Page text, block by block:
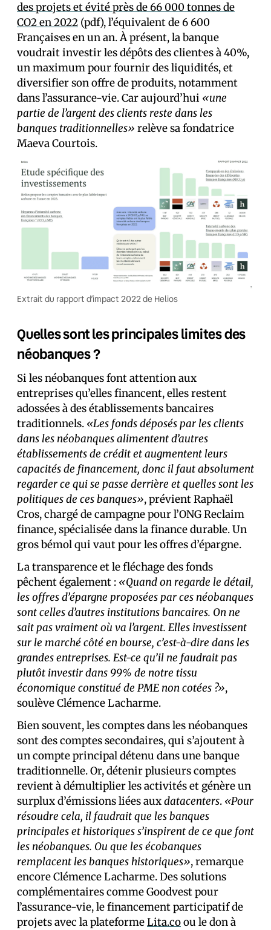
des projets et évité près de 66 000 tonnes de
CO2 en 2022 (pdf), l’équivalent de 6 600
Français·es en un an. À présent, la banque
voudrait investir les dépôts des client·es à 40%,
un maximum pour fournir des liquidités, et
diversifier son offre de produits, notamment
dans l’assurance-vie. Car aujourd’hui «une
partie de l’argent des clients reste dans les
banques traditionnelles» relève sa fondatrice
Maeva Courtois.
Extrait du rapport d’impact 2022 de Helios
Quelles sont les principales limites des
néobanques ?
Si les néobanques font attention aux
entreprises qu’elles financent, elles restent
adossées à des établissements bancaires
traditionnels. «Les fonds déposés par les clients
dans les néobanques alimentent d’autres
établissements de crédit et augmentent leurs
capacités de financement, donc il faut absolument
regarder ce qui se passe derrière et quelles sont les
politiques de ces banques», prévient Raphaël
Cros, chargé de campagne pour l’ONG Reclaim
finance, spécialisée dans la finance durable. Un
gros bémol qui vaut pour les offres d’épargne.
La transparence et le fléchage des fonds
pêchent également : «Quand on regarde le détail,
les offres d’épargne proposées par ces néobanques
sont celles d’autres institutions bancaires. On ne
sait pas vraiment où va l’argent. Elles investissent
sur le marché côté en bourse, c’est-à-dire dans les
grandes entreprises. Est-ce qu’il ne faudrait pas
plutôt investir dans 99% de notre tissu
économique constitué de PME non cotées ?»,
soulève Clémence Lacharme.
Bien souvent, les comptes dans les néobanques
sont des comptes secondaires, qui s’ajoutent à
un compte principal détenu dans une banque
traditionnelle. Or, détenir plusieurs comptes
revient à démultiplier les activités et génère un
surplux d’émissions liées auxdatacenters. «Pour
résoudre cela, il faudrait que les banques
principales et historiques s’inspirent de ce que font
les néobanques. Ou que les écobanques
remplacent les banques historiques», remarque
encore Clémence Lacharme. Des solutions
complémentaires comme Goodvest pour
l’assurance-vie, le financement participatif de
projets avec la plateformeLita.coou le don à